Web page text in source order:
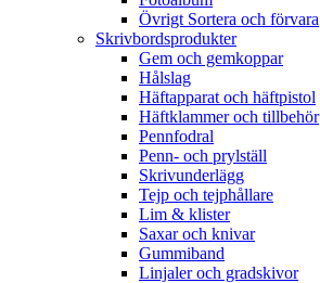
Övrigt Sortera och förvara
Skrivbordsprodukter
Gem och gemkoppar
Hålslag
Häftapparat och häftpistol
Häftklammer och tillbehör
Pennfodral
Penn- och prylställ
Skrivunderlägg
Tejp och tejphållare
Lim & klister
Saxar och knivar
Gummiband
Linjaler och gradskivor